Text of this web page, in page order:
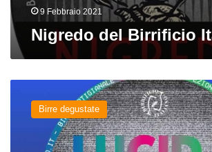
9 Febbraio 2021
Nigredo del Birrificio
Dream
Birre degustate